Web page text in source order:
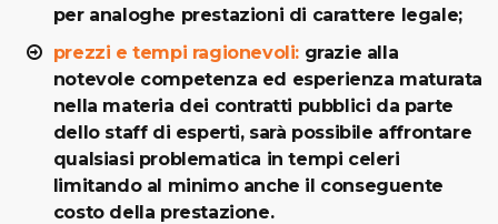
per analoghe prestazioni di carattere legale;
prezzi e tempi ragionevoli:grazie alla
notevole competenza ed esperienza maturata
nella materia dei contratti pubblici da parte
dello staff di esperti, sarà possibile affrontare
qualsiasi problematica in tempi celeri
limitando al minimo anche il conseguente
costo della prestazione.